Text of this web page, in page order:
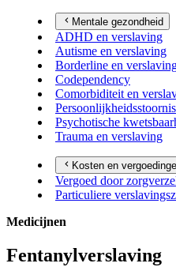
Mentale gezondheid
ADHD en verslaving
Autisme en verslaving
Borderline en
Codependency
Comorbiditeit en
Psychotische
Trauma en verslaving
Kosten en
Vergoed door
Particuliere
Medicijnen
Fentanylverslaving